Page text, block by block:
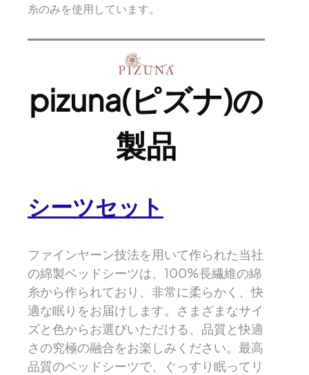
糸のみを使用しています。
pizuna(ピズナ)の
製品
シーツセット
ファインヤーン技法を用いて作られた当社
の綿製ベッドシーツは、100%長繊維の綿
糸から作られており、非常に柔らかく、快
適な眠りをお届けします。さまざまなサイ
ズと色からお選びいただける、品質と快適
さの究極の融合をお楽しみください。最高
品質のベッドシーツで、ぐっすり眠ってリ